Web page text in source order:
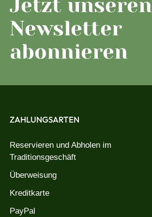
Jetzt unseren
Newsletter
abonnieren
ZAHLUNGSARTEN
Reservieren und Abholen im
Traditionsgeschäft
Überweisung
Kreditkarte
PayPal